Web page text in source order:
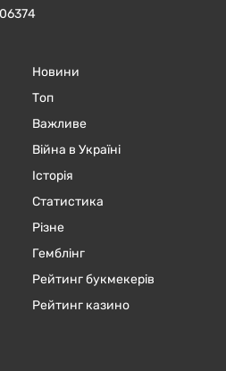
Новини
Топ
Важливе
Війна в Україні
Історія
Статистика
Різне
Гемблінг
Рейтинг букмекерів
Рейтинг казино